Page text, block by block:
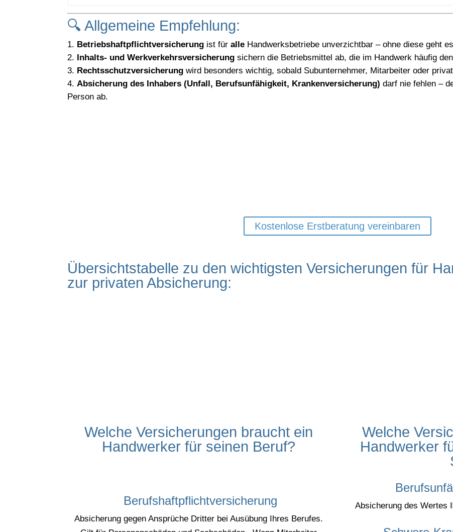
🔍 Allgemeine Empfehlung:
Betriebshaftpflichtversicherung ist füralle Handwerksbetriebe unverzichtbar – ohne diese geht
Inhalts- und Werkverkehrsversicherung sichern die Betriebsmittel ab, die im Handwerk häufig
Rechtsschutzversicherung wird besonders wichtig, sobald Subunternehmer, Mitarbeiter oder
Absicherung des Inhabers (Unfall, Berufsunfähigkeit, Krankenversicherung) darf nie fehlen –
Person ab.
Kostenlose Erstberatung vereinbaren
Übersichtstabelle zu den wichtigsten Versicherungen für
zur privaten Absicherung:
Welche Versicherungen braucht ein
Handwerker für seinen Beruf?
Berufshaftpflichtversicherung
Absicherung gegen Ansprüche Dritter bei Ausübung Ihres Berufes.
Welche
Handwerker
Absicherung des Wertes